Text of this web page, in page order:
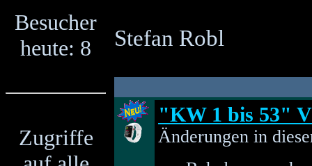
Besucher
heute: 8
Zugriffe
Stefan Robl
"KW 1 bis 53"
Änderungen in